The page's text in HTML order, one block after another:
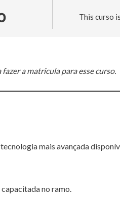
This curso
fazer a matricula para esse curso.
mais avançada
no ramo.